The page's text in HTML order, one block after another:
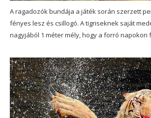
A ragadozók bundája a játék során szerzett
fényes lesz és csillogó. A tigriseknek saját
nagyjából 1 méter mély, hogy a forró